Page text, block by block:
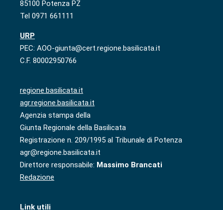
85100 Potenza PZ
Tel 0971 661111
URP
PEC: AOO-giunta@cert.regione.basilicata.it
C.F. 80002950766
regione.basilicata.it
agr.regione.basilicata.it
Agenzia stampa della
Giunta Regionale della Basilicata
Registrazione n. 209/1995 al Tribunale di Potenza
agr@regione.basilicata.it
Direttore responsabile: Massimo Brancati
Redazione
Link utili